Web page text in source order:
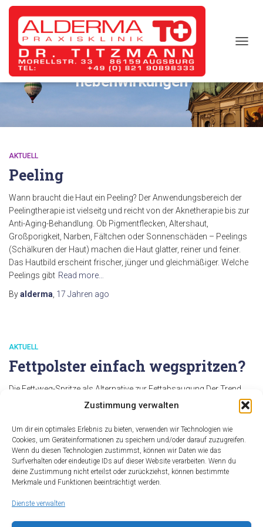
Zustimmung verwalten
Um dir ein optimales Erlebnis zu bieten, verwenden wir Technologien wie
Cookies, um Geräteinformationen zu speichern und/oder darauf zuzugreifen.
Wenn du diesen Technologien zustimmst, können wir Daten wie das
Surfverhalten oder eindeutige IDs auf dieser Website verarbeiten. Wenn du
deine Zustimmung nicht erteilst oder zurückziehst, können bestimmte
Merkmale und Funktionen beeinträchtigt werden.
Dienste verwalten
nebenwirkungen
AKTUELL
Peeling
Wann braucht die Haut ein Peeling? Der Anwendungsbereich der
Peelingtherapie ist vielseitg und reicht von der Aknetherapie bis zur
Anti-Aging-Behandlung. Ob Pigmentflecken, Altershaut,
Großporigkeit, Narben, Fältchen oder Sonnenschäden – Peelings
(Schälkuren der Haut) machen die Haut glatter, reiner und feiner.
Das Hautbild erscheint frischer, jünger und gleichmäßiger. Welche
Peelings gibt Read more…
Byalderma 17 Jahren ago
AKTUELL
Fettpolster einfach wegspritzen?
Die Fett-weg-Spritze als Alternative zur Fettabsaugung Der Trend
zum wohlgeformten Körper setzt sich weiter fort. Doch wer kennt
sie nicht, die Problemzone Fettpölsterchen? Die Fettabsaugung mit
all ihren Risiken ist für viele Menschen keine Alternative. Jetzt macht
eine neue Therapieform Schlagzeilen, die FETT-WEG-Spritze. Dr.
med. Thomas Titzmann, Hautarzt und Spezialist Read more…
Byalderma,17 Jahrenago